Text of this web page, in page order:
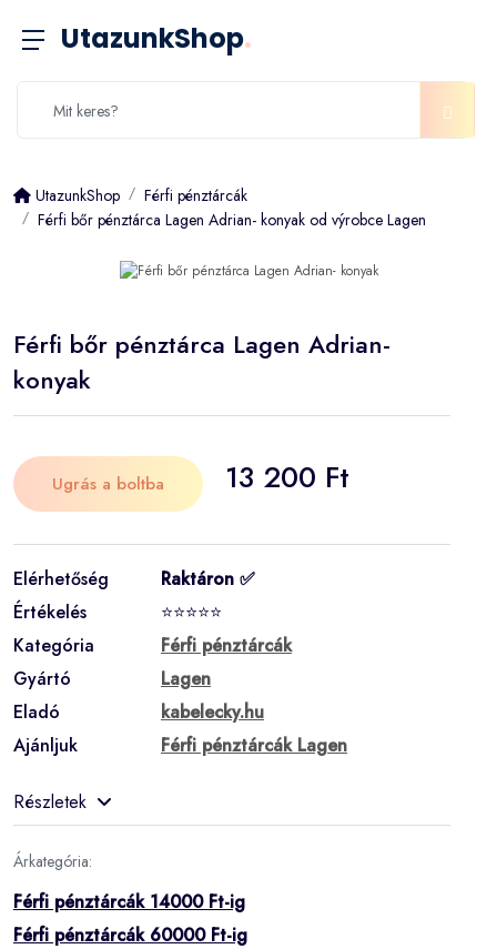
UtazunkShop.
UtazunkShop
Férfi pénztárcák
Férfi bőr pénztárca Lagen Adrian- konyak od výrobce Lagen
Férfi bőr pénztárca Lagen Adrian-
konyak
Ugrás a boltba 13 200 Ft
Elérhetőség
Raktáron ✅
Értékelés
⭐⭐⭐⭐⭐
Kategória
Férfi pénztárcák
Gyártó
Lagen
Eladó
kabelecky.hu
Ajánljuk
Férfi pénztárcák Lagen
Részletek
Árkategória:
Férfi pénztárcák 14000 Ft-ig
Férfi pénztárcák 60000 Ft-ig